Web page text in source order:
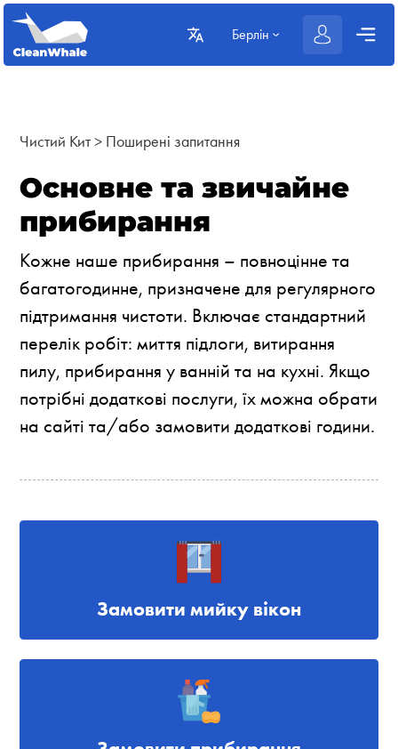
Берлін
Чистий Кит> Поширені запитання
Основне та звичайне
прибирання
Кожне наше прибирання – повноцінне та
багатогодинне, призначене для регулярного
підтримання чистоти. Включає стандартний
перелік робіт: миття підлоги, витирання
пилу, прибирання у ванній та на кухні. Якщо
потрібні додаткові послуги, їх можна обрати
на сайті та/або замовити додаткові години.
Замовити мийку вікон